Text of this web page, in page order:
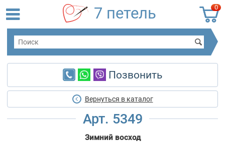
0
7 петель
Позвонить
Вернуться в каталог
Арт. 5349
Зимний восход